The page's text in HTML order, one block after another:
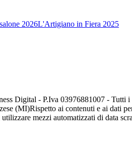
2026L'Artigiano in Fiera 2025
Digital - P.Iva 03976881007 - Tutti
(MI)Rispetto ai contenuti e ai dati
mezzi automatizzati di data